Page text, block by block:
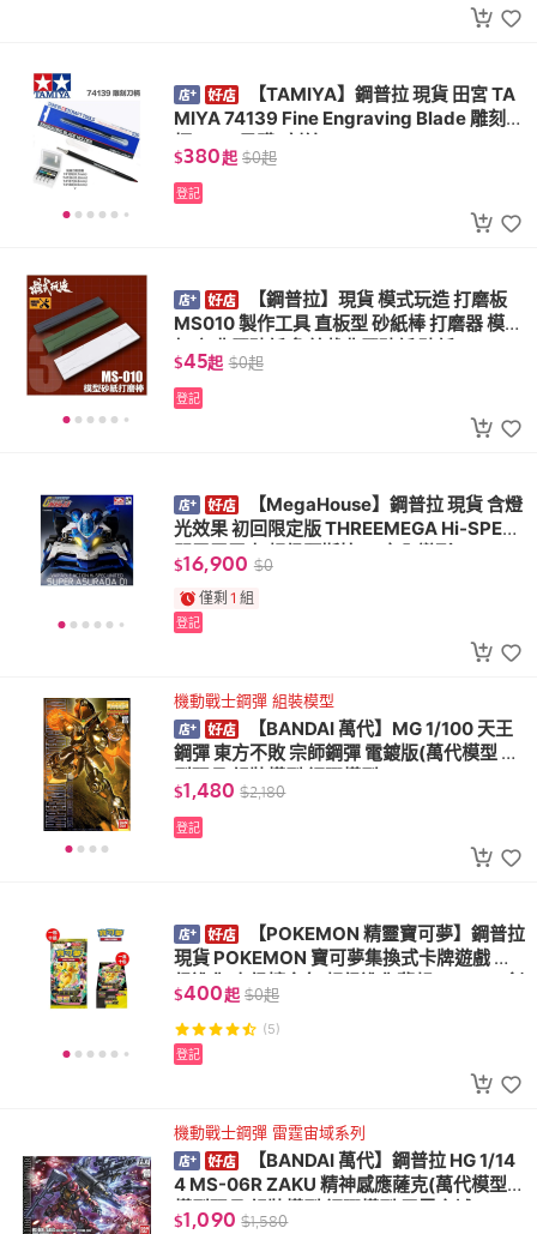
【TAMIYA】鋼普拉 現貨 田宮 TA
MIYA 74139 Fine Engraving Blade 雕刻刀
$380起 $0起
登記
【鋼普拉】現貨 模式玩造 打磨板
MS010 製作工具 直板型 砂紙棒 打磨器 模型
$45起 $0起
登記
【MegaHouse】鋼普拉 現貨 含燈
光效果 初回限定版 THREEMEGA Hi-SPEC
閃電霹靂車 超級阿斯拉01 完全變形
$16,900 $0
僅剩 1 組
登記
機動戰士鋼彈 組裝模型
【BANDAI 萬代】MG 1/100 天王
鋼彈 東方不敗 宗師鋼彈 電鍍版(萬代模型 模
$1,480 $2,180
登記
【POKEMON 精靈寶可夢】鋼普拉
現貨 POKEMON 寶可夢集換式卡牌遊戲 超
級進化 高級擴充包 超級進化夢想 EX M2a 劍
&盾 SETB
$400起 $0起
(5)
登記
機動戰士鋼彈 雷霆宙域系列
【BANDAI 萬代】鋼普拉 HG 1/14
4 MS-06R ZAKU 精神感應薩克(萬代模型
模型玩具 組裝模型 鋼彈模型 雷霆宙域)
$1,090 $1,580